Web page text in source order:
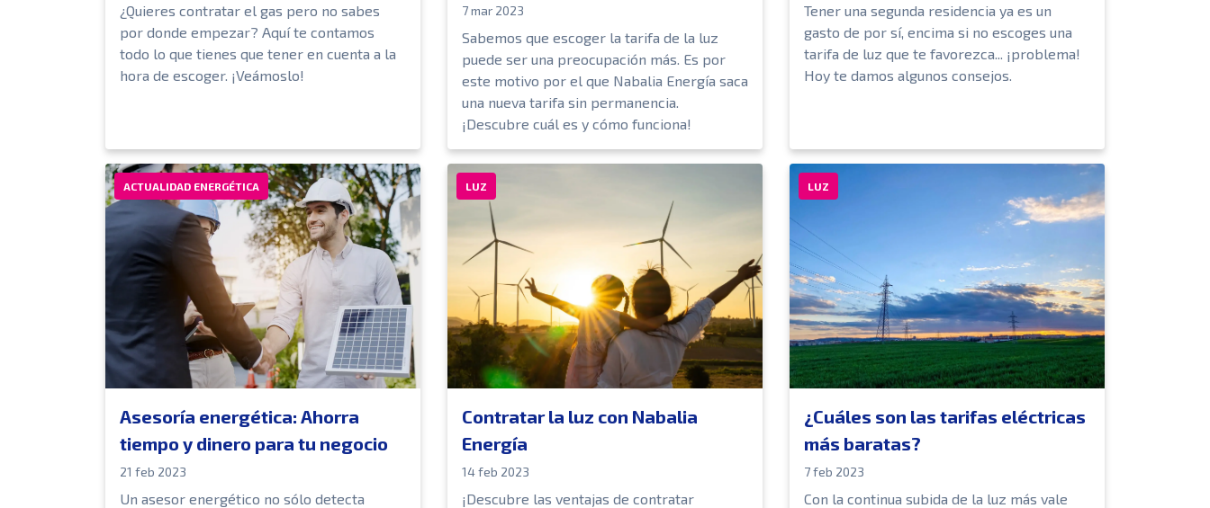
¿Quieres contratar el gas pero no sabes
por donde empezar? Aquí te contamos
todo lo que tienes que tener en cuenta a la
hora de escoger. ¡Veámoslo!
7 mar 2023
Sabemos que escoger la tarifa de la luz
puede ser una preocupación más. Es por
este motivo por el que Nabalia Energía saca
una nueva tarifa sin permanencia.
¡Descubre cuál es y cómo funciona!
Tener una segunda residencia ya es un
gasto de por sí, encima si no escoges una
tarifa de luz que te favorezca... ¡problema!
Hoy te damos algunos consejos.
ACTUALIDAD ENERGÉTICA
Asesoría energética: Ahorra
tiempo y dinero para tu negocio
21 feb 2023
Un asesor energético no sólo detecta
LUZ
Contratar la luz con Nabalia
Energía
14 feb 2023
¡Descubre las ventajas de contratar
LUZ
¿Cuáles son las tarifas eléctricas
más baratas?
7 feb 2023
Con la continua subida de la luz más vale